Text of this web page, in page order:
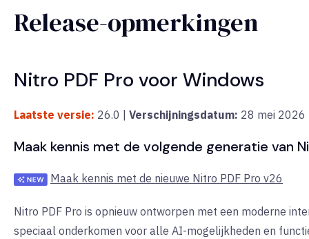
Release-opmerkingen
Nitro PDF Pro voor Windows
Laatste versie: 26.0 | Verschijningsdatum: 28 mei 2026
Maak kennis met de volgende generatie van
Maak kennis met de nieuwe Nitro PDF Pro v26
Nitro PDF Pro is opnieuw ontworpen met een moderne
speciaal onderkomen voor alle AI-mogelijkheden en